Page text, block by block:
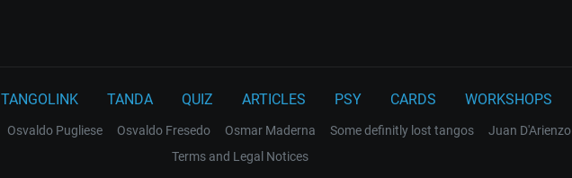
TANGOLINK TANDA QUIZ ARTICLES PSY CARDS WORKSHOPS
Osvaldo Pugliese Osvaldo Fresedo Osmar Maderna Some definitly lost tangos Juan D'Arienzo
Terms and Legal Notices